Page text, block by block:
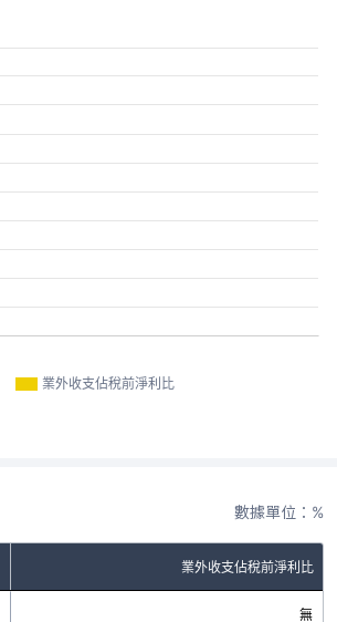
業外收支佔稅前淨利比
數據單位：%
業外收支佔稅前淨利比
無